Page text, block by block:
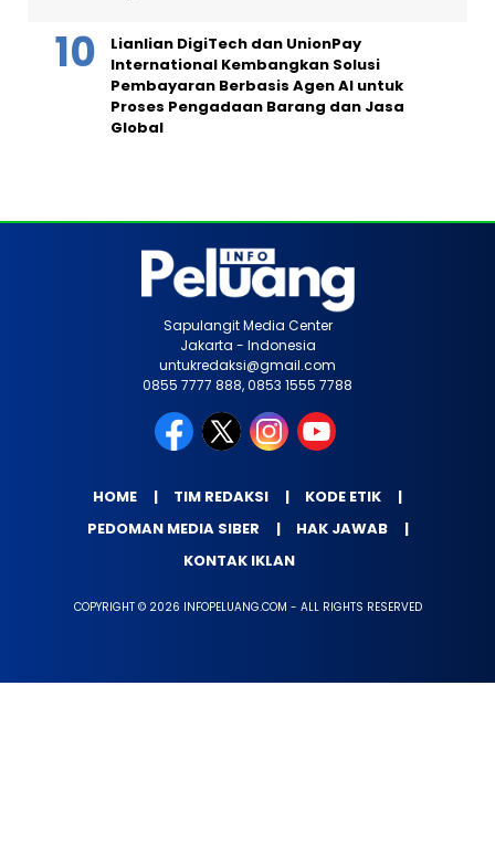
Lianlian DigiTech dan UnionPay
International Kembangkan Solusi
Pembayaran Berbasis Agen AI untuk
Proses Pengadaan Barang dan Jasa
Global
Sapulangit Media Center
Jakarta - Indonesia
untukredaksi@gmail.com
0855 7777 888, 0853 1555 7788
HOME TIM REDAKSI
KODE ETIK
PEDOMAN MEDIA SIBER
HAK JAWAB
KONTAK IKLAN
COPYRIGHT © 2026 INFOPELUANG.COM - ALL RIGHTS RESERVED